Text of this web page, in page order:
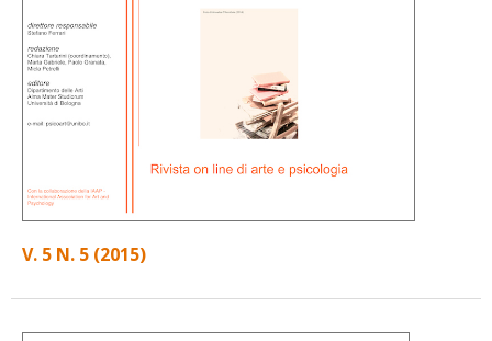
V. 5 N. 5 (2015)